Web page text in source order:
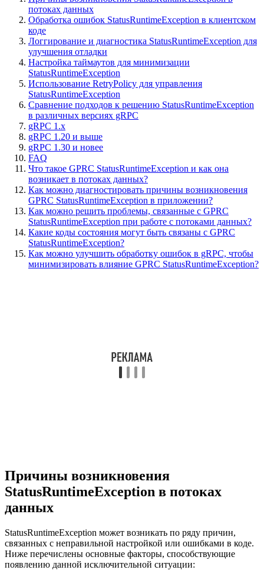
потоках данных
Обработка ошибок StatusRuntimeException в клиентском
коде
Логгирование и диагностика StatusRuntimeException для
улучшения отладки
Настройка таймаутов для минимизации
StatusRuntimeException
Использование RetryPolicy для управления
StatusRuntimeException
Сравнение подходов к решению StatusRuntimeException
в различных версиях gRPC
gRPC 1.x
gRPC 1.20 и выше
gRPC 1.30 и новее
FAQ
Что такое GPRC StatusRuntimeException и как она
возникает в потоках данных?
Как можно диагностировать причины возникновения
GPRC StatusRuntimeException в приложении?
Как можно решить проблемы, связанные с GPRC
StatusRuntimeException при работе с потоками данных?
Какие коды состояния могут быть связаны с GPRC
StatusRuntimeException?
Как можно улучшить обработку ошибок в gRPC, чтобы
минимизировать влияние GPRC StatusRuntimeException?
Причины возникновения
StatusRuntimeException в потоках
данных
StatusRuntimeException может возникать по ряду причин,
связанных с неправильной настройкой или ошибками в коде.
Ниже перечислены основные факторы, способствующие
появлению данной исключительной ситуации: